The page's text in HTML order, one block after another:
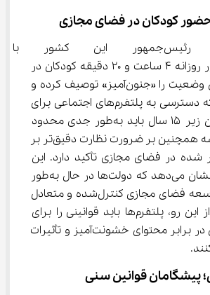
کودکان در فضای مجازی
در فرانسه، رئیس‌جمهور این
نگران‌کننده حضور روزانه ۴ ساعت و ۲۰ دقیقه کودکان در
فضای مجازی، این وضعیت را «جنون‌آمیز» توصیف کرده و
اعلام کرده است که دسترسی به پلتفرم‌های اجتماعی برای
کودکان و نوجوانان زیر ۱۵ سال باید به‌طور جدی محدود
شود. دولت فرانسه همچنین بر ضرورت نظارت دقیق‌تر بر
شده در فضای مجازی تأکید دارد. این
حرکت به وضوح نشان می‌دهد که دولت‌ها در حال به‌طور
فعال از رشد و توسعه فضای مجازی کنترل‌شده و متعادل
حمایت می‌کنند. از این رو، پلتفرم‌ها باید قوانینی را برای
حفاظت از کودکان در برابر محتوای خشونت‌آمیز و تأثیرات
پیشگامان قوانین سنی